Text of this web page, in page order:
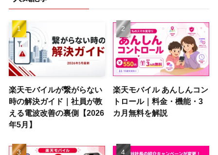
楽天モバイルが繋がらない
時の解決ガイド｜社員が教
える電波改善の裏側【2026
年5月】
楽天モバイル あんしんコン
トロール｜料金・機能・3
カ月無料を解説